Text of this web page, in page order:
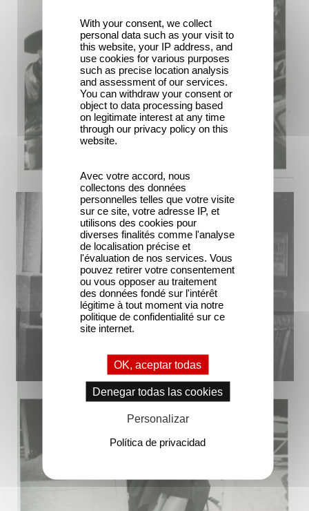
With your consent, we collect
personal data such as your visit to
this website, your IP address, and
use cookies for various purposes
such as precise location analysis
and assessment of our services.
You can withdraw your consent or
object to data processing based
on legitimate interest at any time
through our privacy policy on this
website.
Avec votre accord, nous
collectons des données
personnelles telles que votre visite
sur ce site, votre adresse IP, et
utilisons des cookies pour
diverses finalités comme l'analyse
de localisation précise et
l'évaluation de nos services. Vous
pouvez retirer votre consentement
ou vous opposer au traitement
des données fondé sur l'intérêt
légitime à tout moment via notre
politique de confidentialité sur ce
site internet.
OK, aceptar todas
Denegar todas las cookies
Personalizar
Política de privacidad